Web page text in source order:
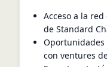
Acceso a la
de Standard
Oportunidades
con ventures